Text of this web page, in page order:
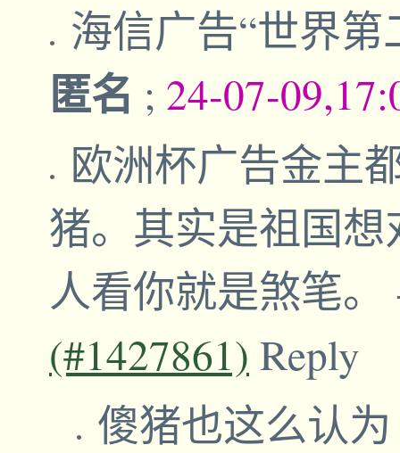
海信广告“世界
匿名 ; 24-07-
欧洲杯广告金主
猪。其实是祖国
人看你就是煞笔。
(#1427861) Reply
傻猪也这么认